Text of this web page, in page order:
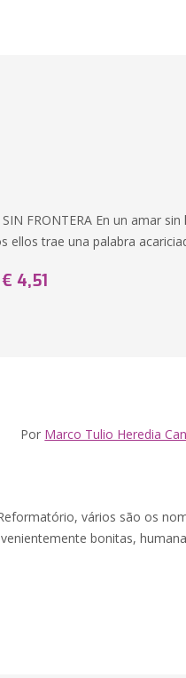
FRONTERA En un amar sin
trae una palabra
€ 4,51
Por Marco Tulio Heredia
vários são os
bonitas,